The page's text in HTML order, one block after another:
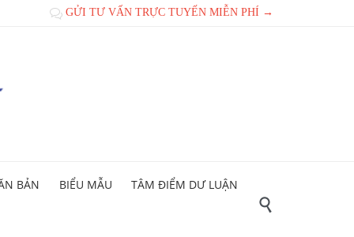
 GỬI TƯ VẤN TRỰC TUYẾN MIỄN PHÍ →
BẢN BIỂU MẪU TÂM ĐIỂM DƯ LUẬN
